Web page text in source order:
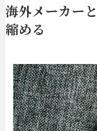
海外メーカー
縮める